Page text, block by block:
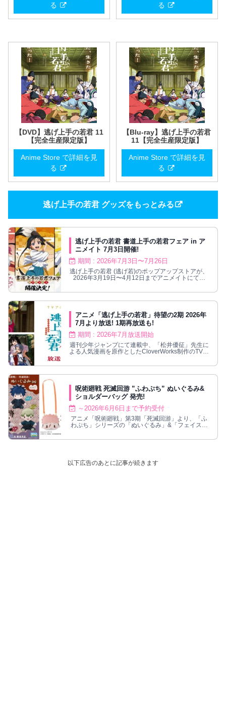
る
る
【DVD】逃げ上手の若君 11
【完全生産限定版】
Anime Store で詳細を見
る
【Blu-ray】逃げ上手の若君
11【完全生産限定版】
Anime Store で詳細を見
る
逃げ上手の若君 グッズをもっとみる
逃げ上手の若君 書道上手の若君フェア in ア
ニメイト 7月3日開催!
期間 : 2026年7月3日〜7月26日
逃げ上手の若君 (逃げ若)のポップアップストアが、
2026年3月19日〜4月12日までアニメイトにて開
アニメ「逃げ上手の若君」待望の2期 2026年
7月より放送! 1期再放送も!
期間 : 2026年7月放送開始
週刊少年ジャンプにて連載中、「松井優征」先生に
よる人気漫画を原作としたCloverWorks制作のTVア
月より放送されることが発表。ティザービジュアル
呪術廻戦 死滅回游 ”ふわぷち” ぬいぐるみ&
ショルダーバッグ 発売!
～2026年6月6日まで予約受付
アニメ「呪術廻戦」第3期「死滅回游」より、「ふ
わぷち」シリーズの「ぬいぐるみ」&「フェイスシ
以下広告のあとに記事が続きます